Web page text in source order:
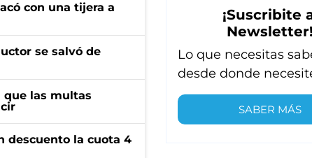
con una tijera a
se salvó de
que las multas
descuento la cuota 4
¡Suscribite
Newsletter!
Lo que necesitas
desde donde
SABER MÁS